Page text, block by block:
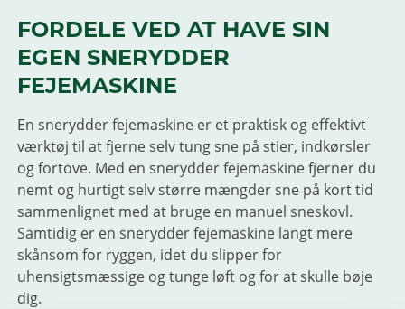
FORDELE VED AT HAVE SIN
EGEN SNERYDDER
FEJEMASKINE
En snerydder fejemaskine er et praktisk og effektivt
værktøj til at fjerne selv tung sne på stier, indkørsler
og fortove. Med en snerydder fejemaskine fjerner du
nemt og hurtigt selv større mængder sne på kort tid
sammenlignet med at bruge en manuel sneskovl.
Samtidig er en snerydder fejemaskine langt mere
skånsom for ryggen, idet du slipper for
uhensigtsmæssige og tunge løft og for at skulle bøje
dig.